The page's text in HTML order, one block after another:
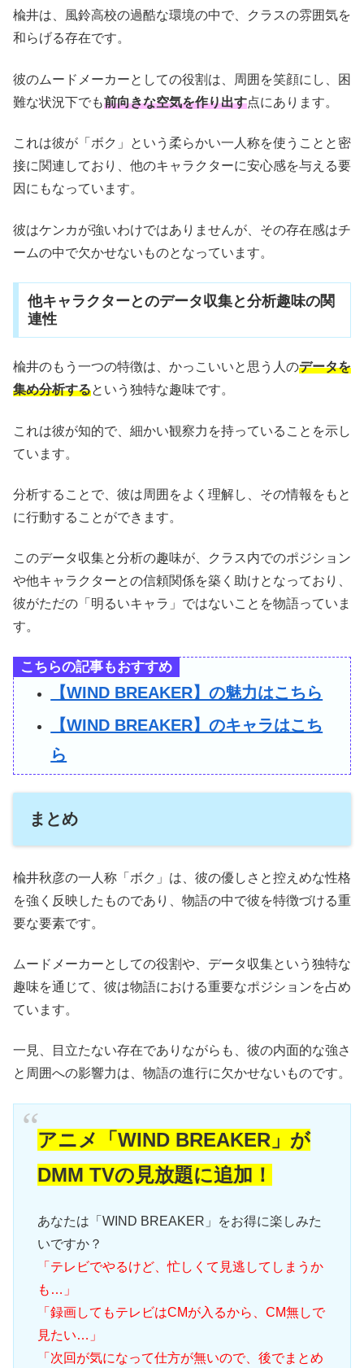
楡井は、風鈴高校の過酷な環境の中で、クラスの雰囲気を
和らげる存在です。
彼のムードメーカーとしての役割は、周囲を笑顔にし、困
難な状況下でも前向きな空気を作り出す点にあります。
これは彼が「ボク」という柔らかい一人称を使うことと密
接に関連しており、他のキャラクターに安心感を与える要
因にもなっています。
彼はケンカが強いわけではありませんが、その存在感はチ
ームの中で欠かせないものとなっています。
他キャラクターとのデータ収集と分析趣味の関
連性
楡井のもう一つの特徴は、かっこいいと思う人のデータを
集め分析するという独特な趣味です。
これは彼が知的で、細かい観察力を持っていることを示し
ています。
分析することで、彼は周囲をよく理解し、その情報をもと
に行動することができます。
このデータ収集と分析の趣味が、クラス内でのポジション
や他キャラクターとの信頼関係を築く助けとなっており、
彼がただの「明るいキャラ」ではないことを物語っていま
す。
こちらの記事もおすすめ
【WIND BREAKER】の魅力はこちら
【WIND BREAKER】のキャラはこち
ら
まとめ
楡井秋彦の一人称「ボク」は、彼の優しさと控えめな性格
を強く反映したものであり、物語の中で彼を特徴づける重
要な要素です。
ムードメーカーとしての役割や、データ収集という独特な
趣味を通じて、彼は物語における重要なポジションを占め
ています。
一見、目立たない存在でありながらも、彼の内面的な強さ
と周囲への影響力は、物語の進行に欠かせないものです。
アニメ「WIND BREAKER」が
DMM TVの見放題に追加！
あなたは「WIND BREAKER」をお得に楽しみた
いですか？
「テレビでやるけど、忙しくて見逃してしまうか
も…」
「録画してもテレビはCMが入るから、CM無しで
見たい…」
「次回が気になって仕方が無いので、後でまとめ